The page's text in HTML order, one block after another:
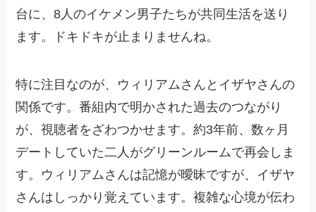
台に、8人のイケメン男子たちが共同生活を送り
ます。ドキドキが止まりませんね。
特に注目なのが、ウィリアムさんとイザヤさんの
関係です。番組内で明かされた過去のつながり
が、視聴者をざわつかせます。約3年前、数ヶ月
デートしていた二人がグリーンルームで再会しま
す。ウィリアムさんは記憶が曖昧ですが、イザヤ
さんはしっかり覚えています。複雑な心境が伝わ